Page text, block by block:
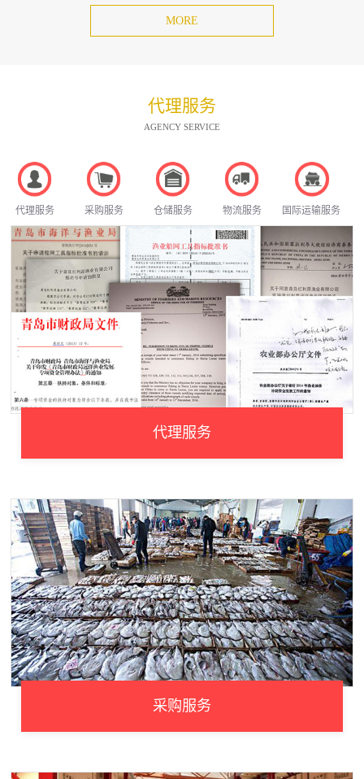
MORE
代理服务
AGENCY SERVICE
代理服务 采购服务 仓储服务 物流服务 国际运输服务
代理服务
采购服务